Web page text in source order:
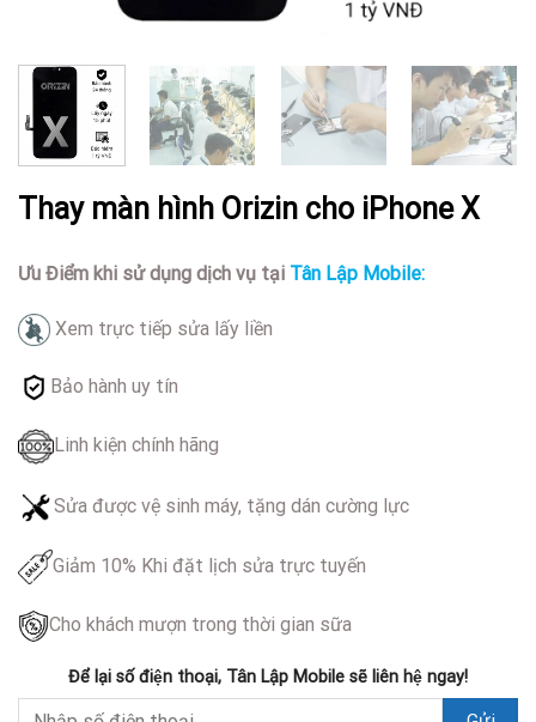
Thay màn hình Orizin cho iPhone X
Ưu Điểm khi sử dụng dịch vụ tại Tân Lập Mobile:
Xem trực tiếp sửa lấy liền
Bảo hành uy tín
Linh kiện chính hãng
Sửa được vệ sinh máy, tặng dán cường lực
Giảm 10% Khi đặt lịch sửa trực tuyến
Cho khách mượn trong thời gian sữa
Để lại số điện thoại, Tân Lập Mobile sẽ liên hệ ngay!